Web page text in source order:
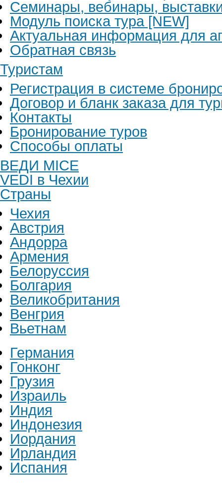
Семинары, вебинары,
Модуль поиска тура [NEW]
Актуальная информация для
Обратная связь
Туристам
Регистрация в системе
Договор и бланк заказа для
Контакты
Бронирование туров
Способы оплаты
ВЕДИ MICE
VEDI в Чехии
Страны
Чехия
Австрия
Андорра
Армения
Белоруссия
Болгария
Великобритания
Венгрия
Вьетнам
Германия
Гонконг
Грузия
Израиль
Индия
Индонезия
Иордания
Ирландия
Испания